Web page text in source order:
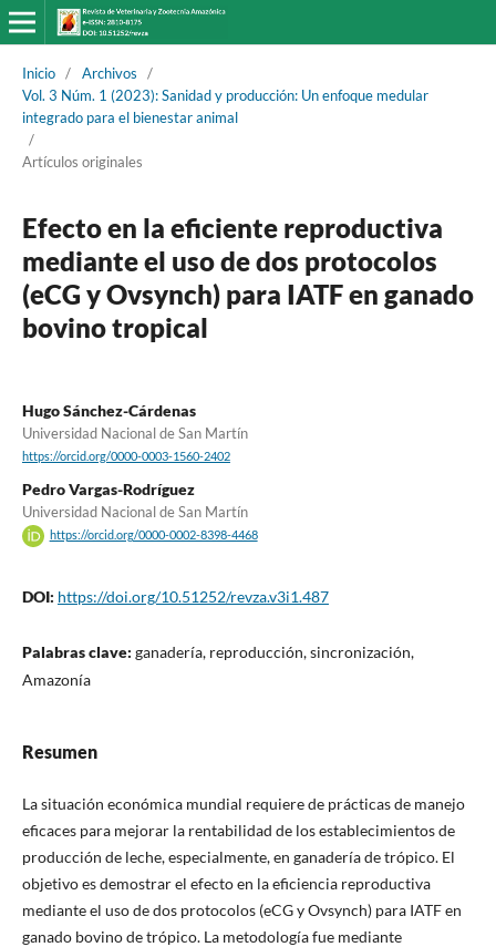
Inicio / Archivos
/
Vol. 3 Núm. 1 (2023): Sanidad y producción: Un enfoque medular
integrado para el bienestar animal
/
Artículos originales
Efecto en la eficiente reproductiva
mediante el uso de dos protocolos
(eCG y Ovsynch) para IATF en ganado
bovino tropical
Hugo Sánchez-Cárdenas
Universidad Nacional de San Martín
https://orcid.org/0000-0003-1560-2402
Pedro Vargas-Rodríguez
Universidad Nacional de San Martín
https://orcid.org/0000-0002-8398-4468
DOI: https://doi.org/10.51252/revza.v3i1.487
Palabras clave: ganadería, reproducción, sincronización,
Amazonía
Resumen
La situación económica mundial requiere de prácticas de manejo
eficaces para mejorar la rentabilidad de los establecimientos de
producción de leche, especialmente, en ganadería de trópico. El
objetivo es demostrar el efecto en la eficiencia reproductiva
mediante el uso de dos protocolos (eCG y Ovsynch) para IATF en
ganado bovino de trópico. La metodología fue mediante